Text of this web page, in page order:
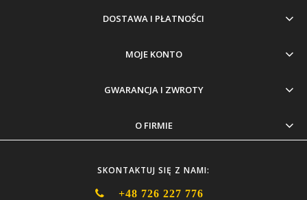
DOSTAWA I PŁATNOŚCI
MOJE KONTO
GWARANCJA I ZWROTY
O FIRMIE
SKONTAKTUJ SIĘ Z NAMI:
+48 726 227 776